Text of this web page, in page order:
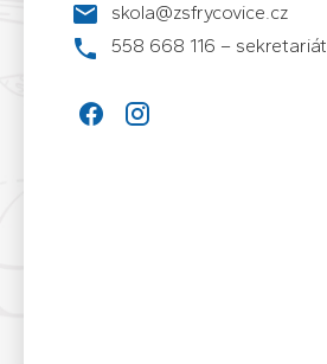
skola@zsfrycovice.cz
558 668 116 – sekretariát